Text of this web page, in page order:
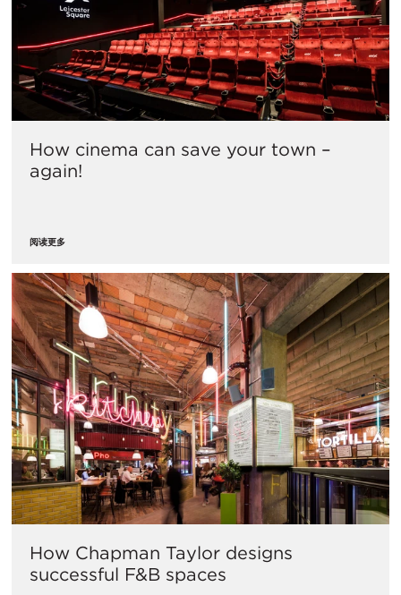
How cinema can save your town –
again!
阅读更多
How Chapman Taylor designs
successful F&B spaces